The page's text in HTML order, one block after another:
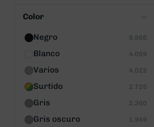
Color
Negro 9.866
Blanco 4.059
Varios 4.022
Surtido 2.725
Gris 2.360
Gris oscuro 1.949